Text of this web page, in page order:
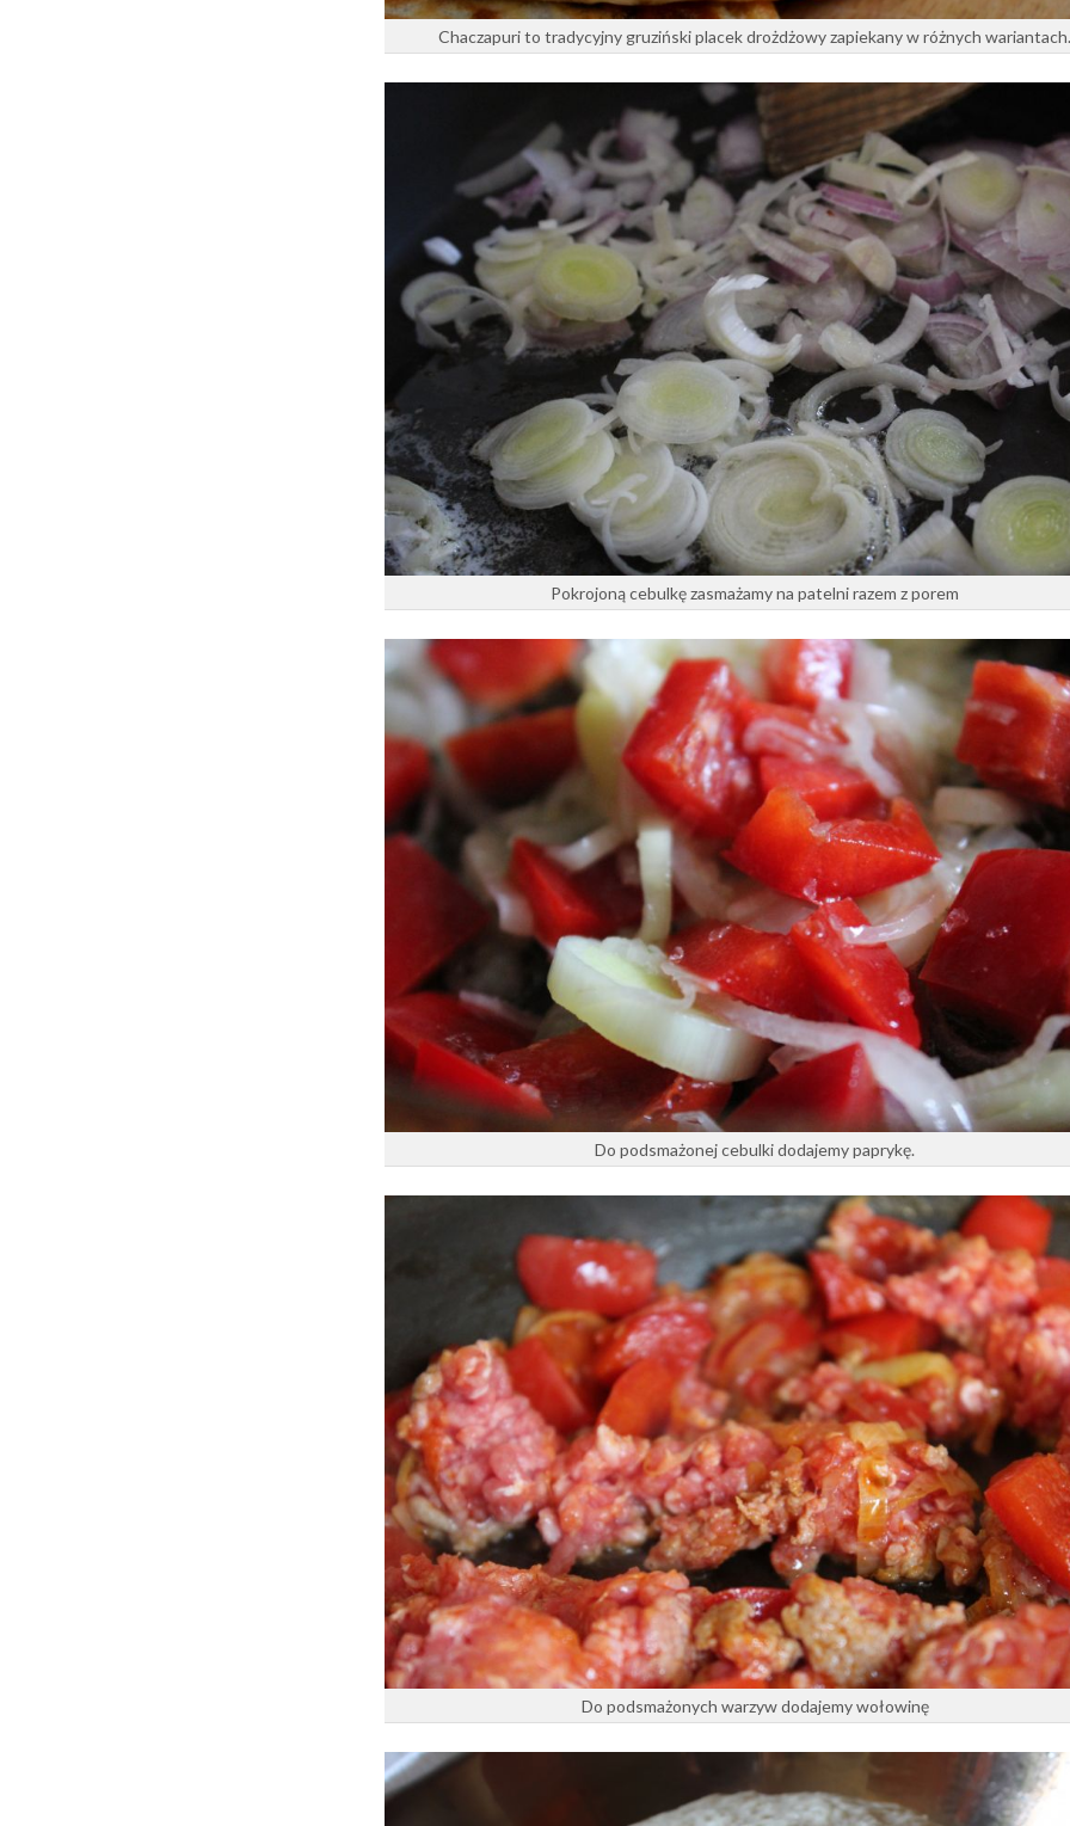
Chaczapuri to tradycyjny gruziński placek drożdżowy zapiekany w różnych wariantach.
Pokrojoną cebulkę zasmażamy na patelni razem z porem
Do podsmażonej cebulki dodajemy paprykę.
Do podsmażonych warzyw dodajemy wołowinę